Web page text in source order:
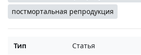
постмортальная репродукция
Тип
Статья